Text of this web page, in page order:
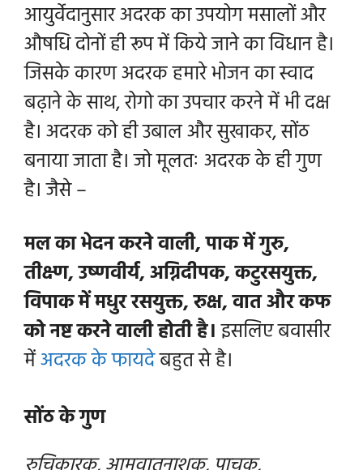
आयुर्वेदानुसार अदरक का उपयोग मसालों और
औषधि दोनों ही रूप में किये जाने का विधान है।
जिसके कारण अदरक हमारे भोजन का स्वाद
बढ़ाने के साथ, रोगो का उपचार करने में भी दक्ष
है। अदरक को ही उबाल और सुखाकर,सोंठ
बनाया जाता है। जो मूलतः अदरक के ही गुण
है। जैसे –
मल का भेदन करने वाली, पाक में गुरु,
तीक्ष्ण, उष्णवीर्य, अग्निदीपक, कटुरसयुक्त,
विपाक में मधुर रसयुक्त, रुक्ष, वात और कफ
को नष्ट करने वाली होती है।इसलिए बवासीर
मेंअदरक के फायदेबहुत सेहै।
सोंठ के गुण